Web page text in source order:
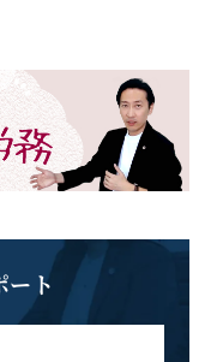
ート